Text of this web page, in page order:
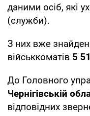
даними осіб, які
(служби).
З них вже
військкоматів 5
До Головного
Чернігівській
відповідних